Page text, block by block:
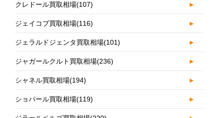
クレドール買取相場(107) ►
ジェイコブ買取相場(116) ►
ジェラルドジェンタ買取相場(101) ►
ジャガールクルト買取相場(236) ►
シャネル買取相場(194) ►
ショパール買取相場(119) ►